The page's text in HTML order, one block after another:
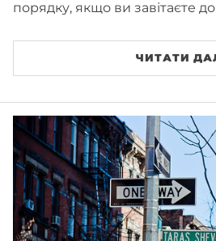
порядку, якщо ви завітаєте
ЧИТАТИ